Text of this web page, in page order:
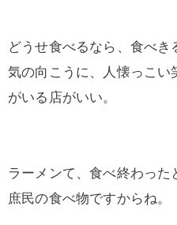
どうせ食べるなら、食べ
気の向こうに、人懐っこ
がいる店がいい。
ラーメンて、食べ終わっ
庶民の食べ物ですからね。